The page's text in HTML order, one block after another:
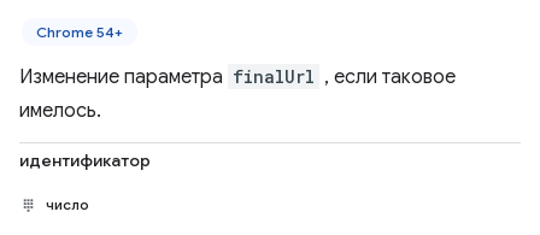
Chrome 54+
Изменение параметра finalUrl , если таковое
имелось.
идентификатор
число